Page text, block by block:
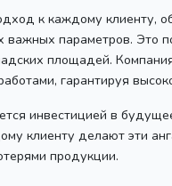
к каждому клиенту,
важных параметров. Это
площадей.
гарантируя
инвестицией в
клиенту делают эти
продукции.